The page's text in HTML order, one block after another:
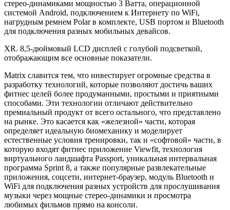
стерео-динамиками мощностью 3 Ватта, операционной
системой Android, подключением к Интернету по WiFi,
нагрудным ремнем Polar в комплекте, USB портом и Bluetooth
для подключения разных мобильных девайсов.
XR. 8,5-дюймовый LCD дисплей с голубой подсветкой,
отображающим все основные показатели.
Matrix славится тем, что инвестирует огромные средства в
разработку технологий, которые позволяют достичь ваших
фитнес целей более продуманными, простыми и приятными
способами. Эти технологии отличают действительно
премиальный продукт от всего остального, что представлено
на рынке. Это касается как «железной» части, которая
определяет идеальную биомеханику и моделирует
естественные условия тренировки, так и «софтовой» части, в
которую входят фитнес приложение Viewfit, технология
виртуального ландшафта Passport, уникальная интервальная
программа Sprint 8, а также популярные развлекательные
приложения, соцсети, интернет-браузер, модуль Bluetooth и
WiFi для подключения разных устройств для прослушивания
музыки через мощные стерео-динамики и просмотра
любимых фильмов прямо на консоли.